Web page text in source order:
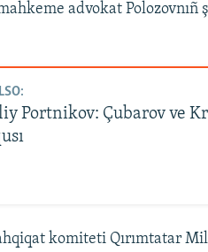
advokat Polozovnıñ
Portnikov: Çubarov ve
komiteti Qırımtatar